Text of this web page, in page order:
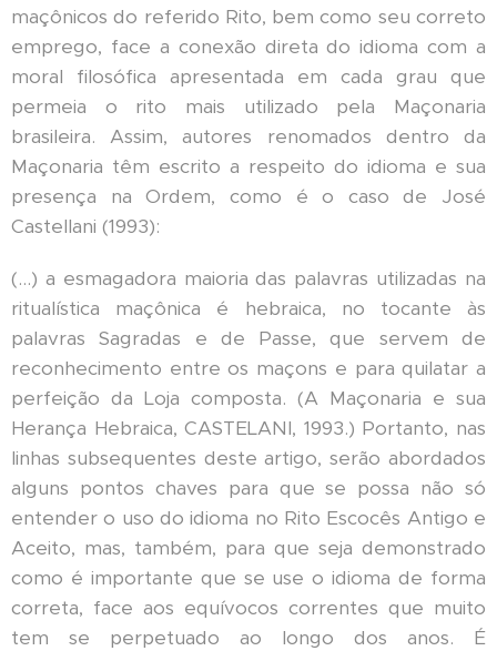
maçônicos do referido Rito, bem como seu correto
emprego, face a conexão direta do idioma com a
moral filosófica apresentada em cada grau que
permeia o rito mais utilizado pela Maçonaria
brasileira. Assim, autores renomados dentro da
Maçonaria têm escrito a respeito do idioma e sua
presença na Ordem, como é o caso de José
Castellani (1993):
(...) a esmagadora maioria das palavras utilizadas na
ritualística maçônica é hebraica, no tocante às
palavras Sagradas e de Passe, que servem de
reconhecimento entre os maçons e para quilatar a
perfeição da Loja composta. (A Maçonaria e sua
Herança Hebraica, CASTELANI, 1993.) Portanto, nas
linhas subsequentes deste artigo, serão abordados
alguns pontos chaves para que se possa não só
entender o uso do idioma no Rito Escocês Antigo e
Aceito, mas, também, para que seja demonstrado
como é importante que se use o idioma de forma
correta, face aos equívocos correntes que muito
tem se perpetuado ao longo dos anos. É